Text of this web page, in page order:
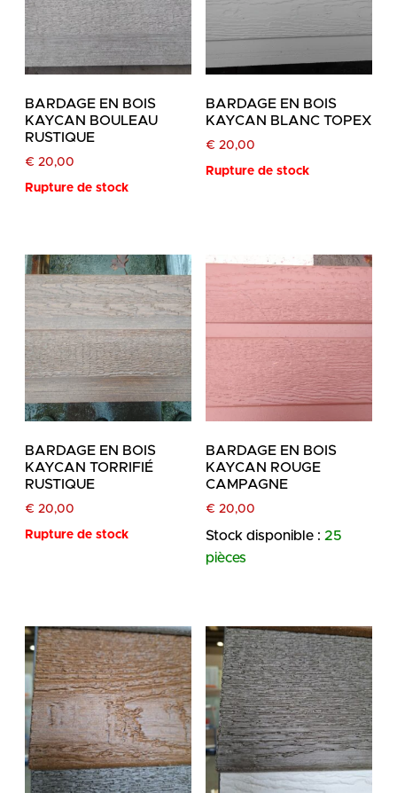
BARDAGE EN BOIS
KAYCAN BOULEAU
RUSTIQUE
€ 20,00
Rupture de stock
BARDAGE EN BOIS
KAYCAN BLANC TOPEX
€ 20,00
Rupture de stock
BARDAGE EN BOIS
KAYCAN TORRIFIÉ
RUSTIQUE
€ 20,00
Rupture de stock
BARDAGE EN BOIS
KAYCAN ROUGE
CAMPAGNE
€ 20,00
Stock disponible : 25
pièces